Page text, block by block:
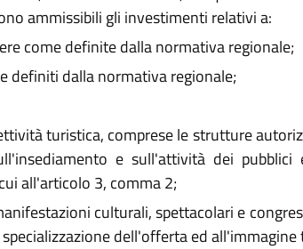
ammissibili gli investimenti relativi a:
come definite dalla normativa regionale;
definiti dalla normativa regionale;
turistica, comprese le strutture
e sull'attività dei pubblici
all'articolo 3, comma 2;
culturali, spettacolari e
dell'offerta ed all'immagine